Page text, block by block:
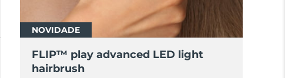
NOVIDADE
FLIP™ play advanced LED light
hairbrush